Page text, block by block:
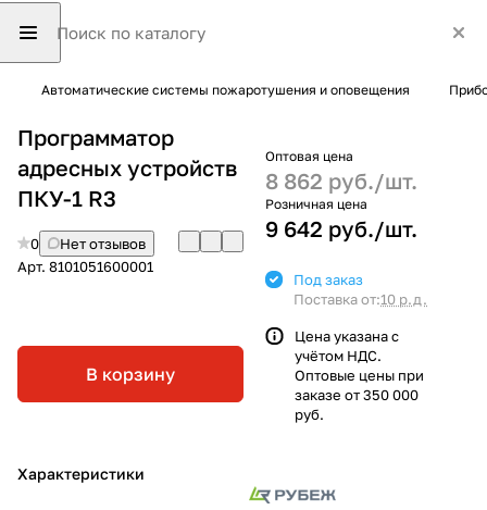
Автоматические системы пожаротушения и оповещения
Программатор
адресных устройств
ПКУ-1 R3
0
Нет отзывов
Арт. 8101051600001
В корзину
Характеристики
Оптовая цена
8 862 руб./шт.
Розничная цена
9 642 руб./шт.
Под заказ
Поставка от:10 р.д.
Цена указана с
учётом НДС.
Оптовые цены при
заказе от 350 000
руб.